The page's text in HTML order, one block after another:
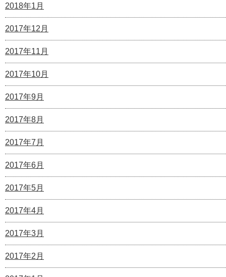
2018年1月
2017年12月
2017年11月
2017年10月
2017年9月
2017年8月
2017年7月
2017年6月
2017年5月
2017年4月
2017年3月
2017年2月